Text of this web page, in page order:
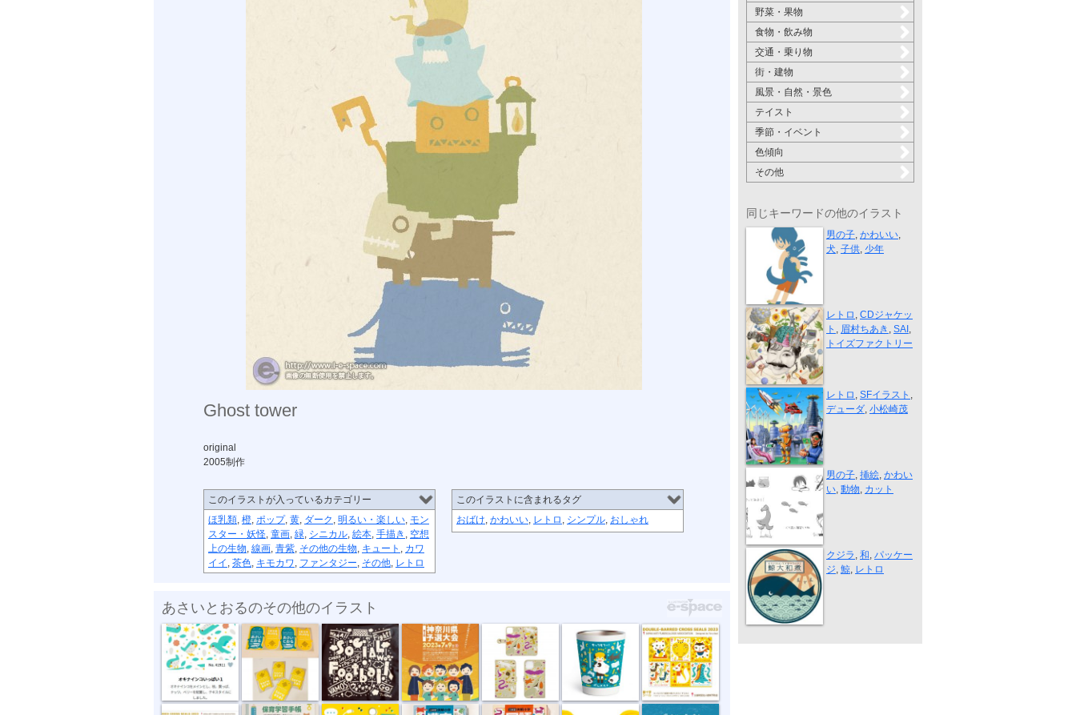
Ghost tower
original
2005制作
このイラストが入っているカテゴリー
ほ乳類, 橙, ポップ, 黄, ダーク , 明るい・楽しい, モン
スター・妖怪, 童画, 緑, シニカル, 絵本, 手描き , 空想
上の生物, 線画, 青紫, その他の生物, キュート , カワ
イイ , 茶色, キモカワ, ファンタジー, その他, レトロ
このイラストに含まれるタグ
おばけ, かわいい, レトロ , シンプル, おしゃれ
あさいとおるのその他のイラスト
テキスタイル... 名刺2022 ソーシャルフ... “複十字シー...
“複十字シー... 母子健康手帳... ちいさなデジ... 例解小学 漢... 例解小学 国... タンメンの仙... ボンヤリ ニ...
野菜・果物
食物・飲み物
交通・乗り物
街・建物
風景・自然・景色
テイスト
季節・イベント
色傾向
その他
同じキーワードの他のイラスト
Boy and dog
男の子, かわいい,
犬, 子供, 少年
眉村ちあき「...
レトロ , CDジャケッ
ト , 眉村ちあき , SAI ,
トイズファクトリー
デューダ ウ...
レトロ , SFイラスト ,
デューダ, 小松崎茂
“超入門 英...
男の子, 挿絵, かわい
い, 動物, カット
鯨大和煮
クジラ , 和, パッケー
ジ, 鯨, レトロ